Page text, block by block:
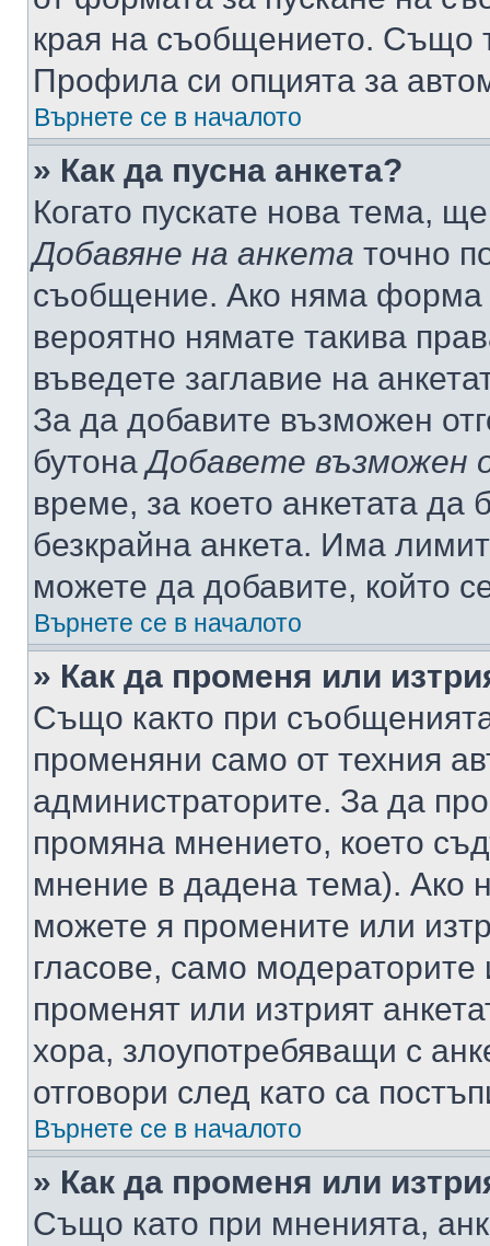
края на съобщението. Също
Профила си опцията за
Върнете се в началото
» Как да пусна анкета?
Когато пускате нова тема,
Добавяне на анкета точно
съобщение. Ако няма форма
вероятно нямате такива
въведете заглавие на
За да добавите възможен
бутонаДобавете възможен
време, за което анкетата да
безкрайна анкета. Има
можете да добавите, който
Върнете се в началото
» Как да променя или
Също както при
променяни само от техния
администраторите. За да
промяна мнението, което
мнение в дадена тема). Ако
можете я промените или
гласове, само
променят или изтрият
хора, злоупотребяващи с
отговори след като са
Върнете се в началото
» Как да променя или
Също като при мненията,